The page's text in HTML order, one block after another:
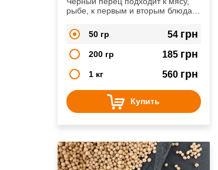
рыбе, к первым и вторым блюдам,
солении, квашении.
50 гр 54 грн
200 гр 185 грн
1 кг 560 грн
Купить